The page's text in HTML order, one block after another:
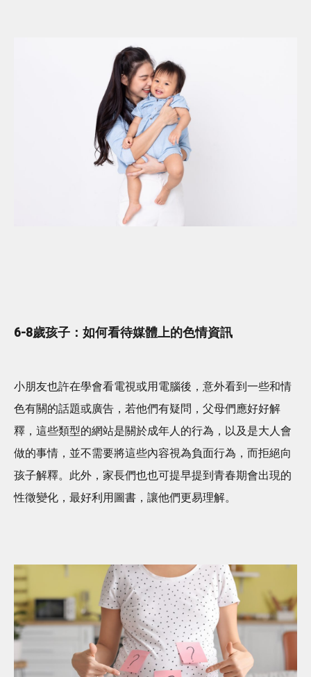
6-8歲孩子：如何看待媒體上的色情資訊
小朋友也許在學會看電視或用電腦後，意外看到一些和情
色有關的話題或廣告，若他們有疑問，父母們應好好解
釋，這些類型的網站是關於成年人的行為，以及是大人會
做的事情，並不需要將這些內容視為負面行為，而拒絕向
孩子解釋。此外，家長們也也可提早提到青春期會出現的
性徵變化，最好利用圖書，讓他們更易理解。